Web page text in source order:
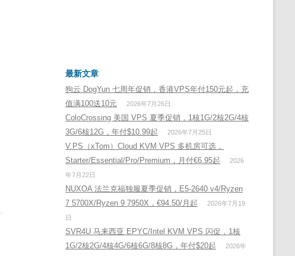
最新文章
狗云 DogYun 七周年促销，香港VPS年付150元起，充
值满100送10元
2026年7月26日
ColoCrossing 美国 VPS 夏季促销，1核1G/2核2G/4核
3G/6核12G，年付$10.99起
2026年7月25日
V.PS（xTom）Cloud KVM VPS 多机房可选，
Starter/Essential/Pro/Premium，月付€6.95起
2026
年7月22日
NUXOA 法兰克福独服夏季促销，E5-2640 v4/Ryzen
7 5700X/Ryzen 9 7950X，€94.50/月起
2026年7月19
日
SVR4U 马来西亚 EPYC/Intel KVM VPS 闪促，1核
1G/2核2G/4核4G/6核6G/8核8G，年付$20起
2026年